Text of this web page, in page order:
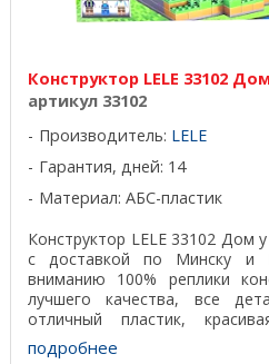
Конструктор LELE 33102
артикул 33102
Производитель: LELE
Гарантия, дней: 14
Материал: АБС-пластик
Конструктор LELE 33102 Дом
с доставкой по Минску и
вниманию 100% реплики
лучшего качества, все
отличный пластик,
удобная ...
подробнее